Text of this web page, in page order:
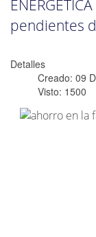
pendientes
Detalles
Creado: 09
Visto: 1500